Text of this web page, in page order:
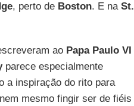
, perto de Boston. E na St.
ao Papa Paulo VI
parece especialmente
a inspiração do rito para
mesmo fingir ser de fiéis